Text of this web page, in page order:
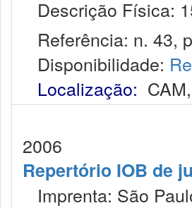
Descrição Física:
Referência: n. 43,
Disponibilidade:
Localização: CAM,
2006
Repertório IOB de
Imprenta: São